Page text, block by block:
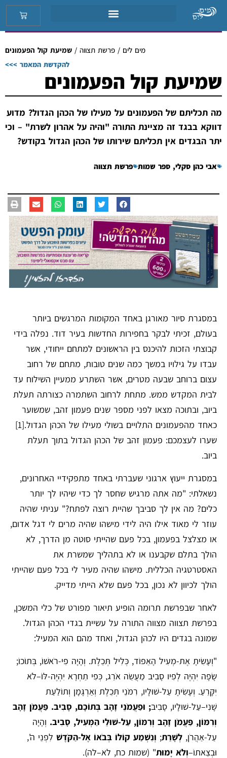
מים לים / פרשת תצווה / שמיעת קול הפעמונים
להקדשת המאמר >>>
שמיעת קול הפעמונים
מה תכליתם של הפעמונים על מעילו של הכהן הגדול? מדוע
דווקא בבגד זה מציינת התורה "והיה על אהרון לשרת" – וכי
יתר הבגדים אין תכליתם שירותו של הכהן הגדול בקודש?
אבי כהן סקלי, ספר שמות פרשת תצווה
במסגרת סיור מאורגן באחד המקומות המרגשים ביותר
בעולם, זכיתי לבקר בחפירות החדשות בעיר דוד. נפלה בידי
קבוצתי הזכות להיכנס בין הראשונים למתחם ייחודי, אשר
עבדו על גילויו במשך כמה שנים טובות, מתחם של רחוב
עצום ברוחב שבעה מטרים, אשר השתרע ממעיין השילוח עד
לבית המקדש ממש. מתחת לרחוב השתמרה כצורתה תעלת
ביוב, ובתוכה מצאו לפני מספר שנים פעמון זהב, שמשוער
כאחד מהפעמונים התלויים בשולי מעילו של הכהן הגדול.[1]
שערו לעצמכם: פעמון זהב של הכהן הגדול בתוך תעלת
ביוב.
במסגרת ייעוץ ארגוני שעברתי באחד מתפקידיי האחרונים,
נשאלתי: "מה אתה מרגיש שחסר לך כדי שיהיו לך יותר
כלים? מה אין לך סביבך שהיית רוצה לפתח?" עניתי שהיה
עוזר לי מאוד אילו היה לידי מישהו שהיה מרים לי דגל אדום,
או מצלצל בפעמון, בכל פעם שהייתי סוטה מן הדרך, לא
הולך בתלם שקבענו או לא בתהליך שמשרת את
האסטרטגיה הכללית. מישהו שהיה מעיר לי בכל פעם שהייתי
הולך לכיוון לא נכון, בכל פעם שלא הייתי מדייק.
לאחר שבפרשת תרומה הופיע תיאור מפורט של כלי המשכן,
בפרשת תצווה מצווה התורה על עשיית בגדי הכהן הגדול.
שמונה בגדים היו לכהן הגדול, ואחד מהם הוא המעיל:
"וְעָשִׂיתָ אֶת-מְעִיל הָאֵפוֹד, כְּלִיל תְּכֵלֶת. וְהָיָה פִי-רֹאשׁוֹ, בְּתוֹכוֹ;
שָׂפָה יִהְיֶה לְפִיו סָבִיב מַעֲשֵׂה אֹרֵג, כְּפִי תַחְרָא יִהְיֶה-לּוֹ–לֹא
יִקָּרֵעַ. וְעָשִׂיתָ עַל-שׁוּלָיו, רִמֹּנֵי תְּכֵלֶת וְאַרְגָּמָן וְתוֹלַעַת
שָׁנִי–עַל-שׁוּלָיו, סָבִיב; וּפַעֲמֹנֵי זָהָב בְּתוֹכָם, סָבִיב. פַּעֲמֹן זָהָב
וְרִמּוֹן, פַּעֲמֹן זָהָב וְרִמּוֹן, עַל-שׁוּלֵי הַמְּעִיל, סָבִיב. וְהָיָה
עַל-אַהֲרֹן, לְשָׁרֵת; וְנִשְׁמַע קוֹלוֹ בְּבֹאוֹ אֶל-הַקֹּדֶשׁ לִפְנֵי ה',
וּבְצֵאתוֹ–וְלֹא יָמוּת" (שמות כח, לא–לה).